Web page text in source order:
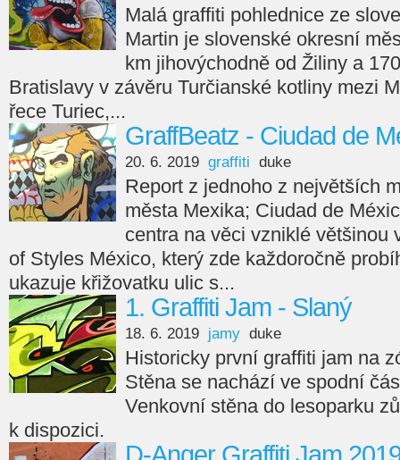
Malá graffiti pohlednice ze
Martin je slovenské okresní
km jihovýchodně od Žiliny a
Bratislavy v závěru Turčianské kotliny mezi
řece Turiec,...
GraffBeatz - Ciudad de
20. 6. 2019 graffiti duke
Report z jednoho z největších
města Mexika; Ciudad de
centra na věci vzniklé většinou
of Styles México, který zde každoročně
ukazuje křižovatku ulic s...
1. Graffiti Jam - Slaný
18. 6. 2019 jamy duke
Historicky první graffiti jam na
Stěna se nachází ve spodní
Venkovní stěna do lesoparku
k dispozici.